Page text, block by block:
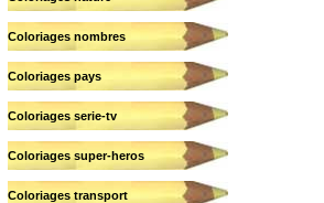
Coloriages nombres
Coloriages pays
Coloriages serie-tv
Coloriages super-heros
Coloriages transport